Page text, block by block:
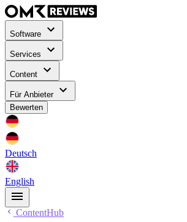
Software
Services
Content
Für Anbieter
Bewerten
Deutsch
English
ContentHub